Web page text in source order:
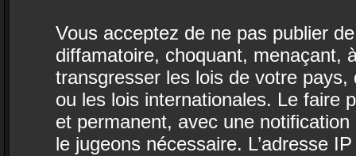
Vous acceptez de ne pas publier
diffamatoire, choquant, menaçant,
transgresser les lois de votre pays,
ou les lois internationales. Le faire
et permanent, avec une
le jugeons nécessaire. L’adresse